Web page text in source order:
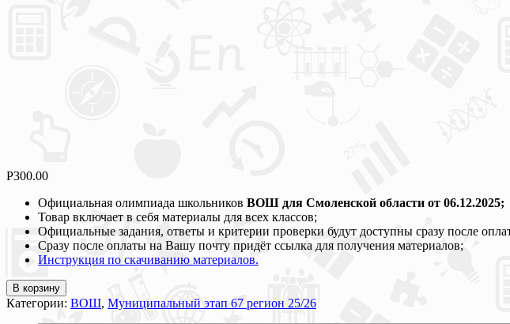
Р300.00
Официальная олимпиада школьников ВОШ для Смоленской области от 06.12.2025;
Товар включает в себя материалы для всех классов;
Официальные задания, ответы и критерии проверки будут доступны сразу после
Сразу после оплаты на Вашу почту придёт ссылка для получения материалов;
Инструкция по скачиванию материалов.
В корзину
Категории: ВОШ, Муниципальный этап 67 регион 25/26